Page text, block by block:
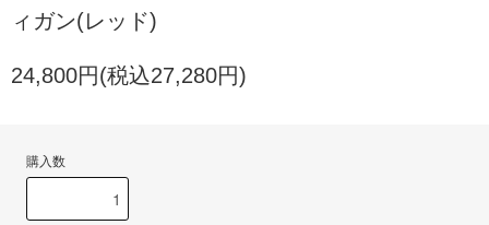
ィガン(レッド)
24,800円(税込27,280円)
購入数